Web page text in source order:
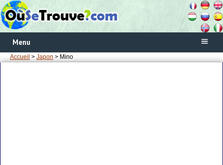
Menu
Accueil > Japon > Mino